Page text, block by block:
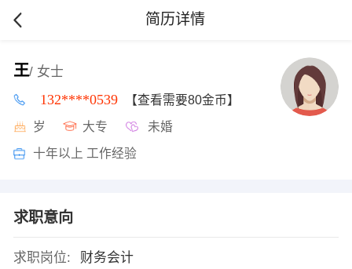
简历详情
王/ 女士
132****0539 【查看需要80金币】
岁 大专 未婚
十年以上 工作经验
求职意向
求职岗位:
财务会计